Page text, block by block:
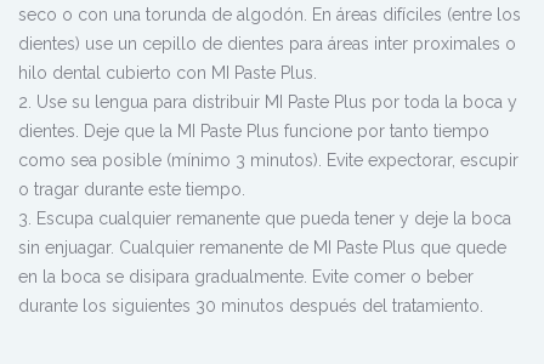
seco o con una torunda de algodón. En áreas difíciles (entre los
dientes) use un cepillo de dientes para áreas inter proximales o
hilo dental cubierto con MI Paste Plus.
2. Use su lengua para distribuir MI Paste Plus por toda la boca y
dientes. Deje que la MI Paste Plus funcione por tanto tiempo
como sea posible (mínimo 3 minutos). Evite expectorar, escupir
o tragar durante este tiempo.
3. Escupa cualquier remanente que pueda tener y deje la boca
sin enjuagar. Cualquier remanente de MI Paste Plus que quede
en la boca se disipara gradualmente. Evite comer o beber
durante los siguientes 30 minutos después del tratamiento.